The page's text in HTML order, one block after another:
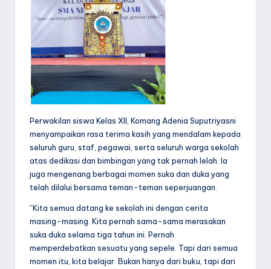
Perwakilan siswa Kelas XII, Komang Adenia Suputriyasni
menyampaikan rasa terima kasih yang mendalam kepada
seluruh guru, staf, pegawai, serta seluruh warga sekolah
atas dedikasi dan bimbingan yang tak pernah lelah. Ia
juga mengenang berbagai momen suka dan duka yang
telah dilalui bersama teman-teman seperjuangan.
“Kita semua datang ke sekolah ini dengan cerita
masing-masing. Kita pernah sama-sama merasakan
suka duka selama tiga tahun ini. Pernah
memperdebatkan sesuatu yang sepele. Tapi dari semua
momen itu, kita belajar. Bukan hanya dari buku, tapi dari